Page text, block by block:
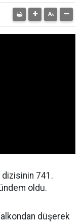
741.
oldu.
düşerek